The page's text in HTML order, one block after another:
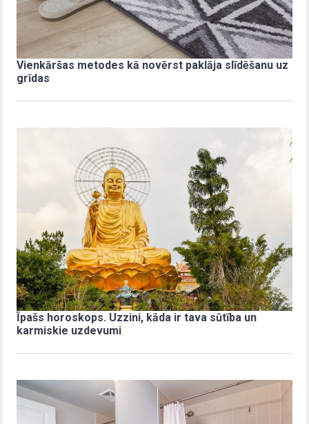
Vienkāršas metodes kā novērst paklāja slīdēšanu uz
grīdas
Īpašs horoskops. Uzzini, kāda ir tava sūtība un
karmiskie uzdevumi